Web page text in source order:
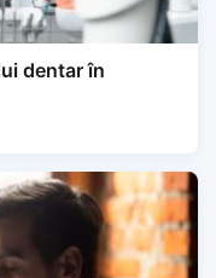
dentar în